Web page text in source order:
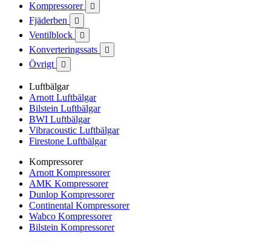
Kompressorer 
Fjäderben 
Ventilblock 
Konverteringssats 
Övrigt 
Luftbälgar
Arnott Luftbälgar
Bilstein Luftbälgar
BWI Luftbälgar
Vibracoustic Luftbälgar
Firestone Luftbälgar
Kompressorer
Arnott Kompressorer
AMK Kompressorer
Dunlop Kompressorer
Continental Kompressorer
Wabco Kompressorer
Bilstein Kompressorer